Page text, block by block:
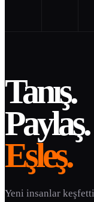
Tanış.
Paylaş.
Eşleş.
Yeni insanlar